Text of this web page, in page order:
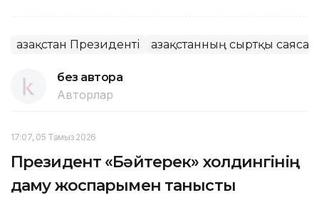
Қазақстан Президенті Қазақстанның сыртқы
без автора
Авторлар
17:07, 05 Тамыз 2026
Президент «Бәйтерек» холдингінің
даму жоспарымен танысты